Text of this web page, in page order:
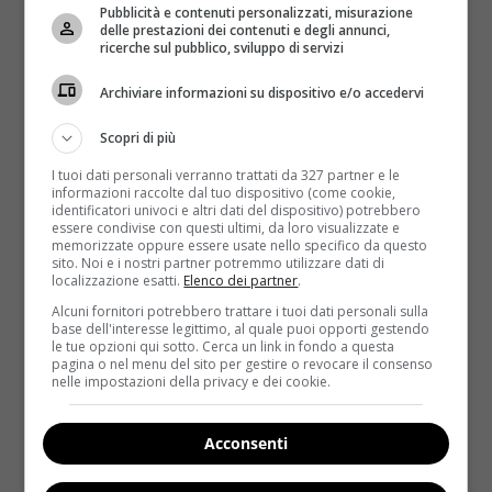
settimana, anche se non sempre. Gradisco anche una
birra fresca in estate. Insomma tutte cose vietate ma
A livello umano cosa ti ha insegnato la tua
disciplina?
Mi ha insegnato che bisogna lavorare tanto, che
niente è scontato ma che il lavoro paga. Per riuscire
bisogna avere una particolare dedizione per una
disciplina e tanta passione. In fondo ci vuole lo
stesso impegno anche nella vita. Credo che noi
sportivi avremo una marcia in più anche quando
smetteremo perché le difficoltà ci sono sempre, a
meno che non si è nati con la camicia. Tuttavia
crederci è già un passo importante per superarle.
sconfitte e vittorie hanno lo stesso peso nel
bagaglio di un atleta: la pensi ancora così?
Pubblicità e contenuti personalizzati, misurazione
delle prestazioni dei contenuti e degli annunci,
ricerche sul pubblico, sviluppo di servizi
Archiviare informazioni su dispositivo e/o accedervi
Scopri di più
I tuoi dati personali verranno trattati da 327 partner e le
informazioni raccolte dal tuo dispositivo (come cookie,
identificatori univoci e altri dati del dispositivo) potrebbero
essere condivise con questi ultimi, da loro visualizzate e
memorizzate oppure essere usate nello specifico da questo
sito. Noi e i nostri partner potremmo utilizzare dati di
localizzazione esatti. Elenco dei partner.
Alcuni fornitori potrebbero trattare i tuoi dati personali sulla
base dell'interesse legittimo, al quale puoi opporti gestendo
le tue opzioni qui sotto. Cerca un link in fondo a questa
pagina o nel menu del sito per gestire o revocare il consenso
nelle impostazioni della privacy e dei cookie.
Acconsenti